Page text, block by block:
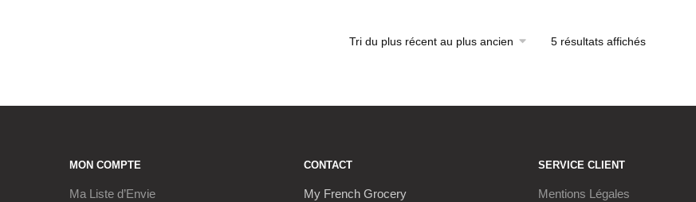
5 résultats affichés
MON COMPTE
Ma Liste d’Envie
CONTACT
My French Grocery
SERVICE CLIENT
Mentions Légales